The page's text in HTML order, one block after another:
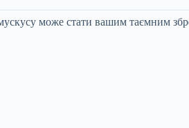
може стати вашим таємним